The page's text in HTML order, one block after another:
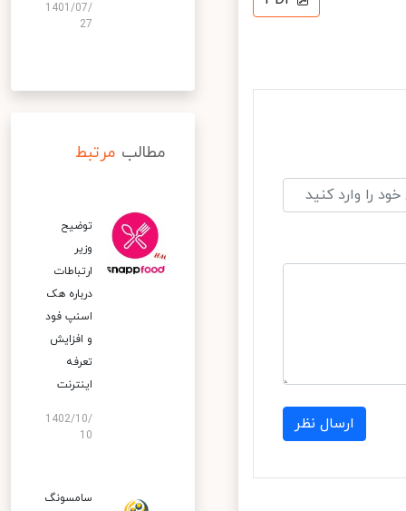
ارسال نظر
1401/07/
27
مطالب مرتبط
توضیح
وزیر
ارتباطات
درباره هک
اسنپ‌ فود
و افزایش
تعرفه
اینترنت
1402/10/
10
سامسونگ